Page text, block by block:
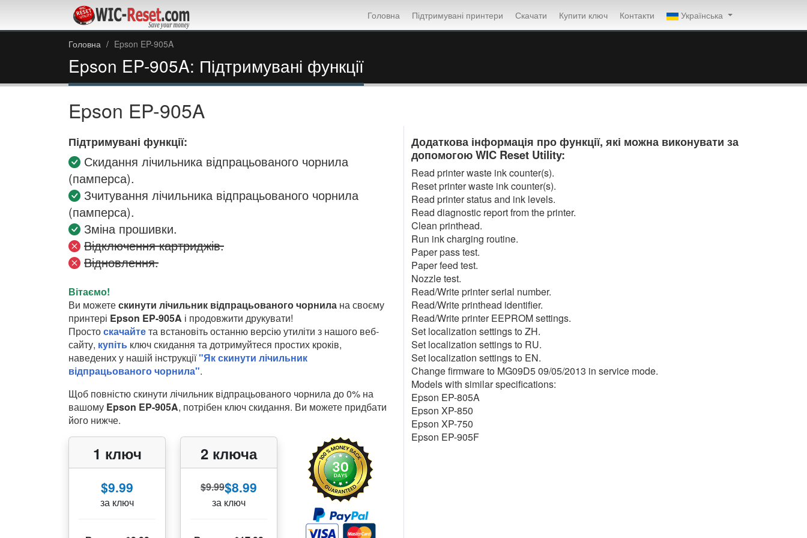
Головна Підтримувані принтери Скачати Купити ключ Контакти Українська
Головна Epson EP-905A
Epson EP-905A: Підтримувані функції
Epson EP-905A
Підтримувані функції:
Скидання лічильника відпрацьованого чорнила
(памперса).
Зчитування лічильника відпрацьованого чорнила
(памперса).
Зміна прошивки.
Відключення картриджів.
Відновлення.
Вітаємо!
Ви можетескинути лічильник відпрацьованого чорнила на своєму
принтері Epson EP-905A і продовжити друкувати!
Простоскачайтета встановіть останню версію утиліти з нашого веб-
сайту, купіть ключ скидання та дотримуйтеся простих кроків,
наведених у нашій інструкції"Як скинути лічильник
відпрацьованого чорнила".
Щоб повністю скинути лічильник відпрацьованого чорнила до 0% на
вашому Epson EP-905A, потрібен ключ скидання. Ви можете придбати
його нижче.
1 ключ
$9.99
за ключ
2 ключа
$9.99$8.99
за ключ
Додаткова інформація про функції, які можна виконувати за
допомогою WIC Reset Utility:
Read printer waste ink counter(s).
Reset printer waste ink counter(s).
Read printer status and ink levels.
Read diagnostic report from the printer.
Clean printhead.
Run ink charging routine.
Paper pass test.
Paper feed test.
Nozzle test.
Read/Write printer serial number.
Read/Write printhead identifier.
Read/Write printer EEPROM settings.
Set localization settings to ZH.
Set localization settings to RU.
Set localization settings to EN.
Change firmware to MG09D5 09/05/2013 in service mode.
Models with similar specifications:
Epson EP-805A
Epson XP-850
Epson XP-750
Epson EP-905F